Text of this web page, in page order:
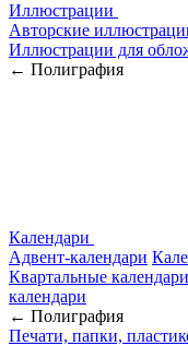
Иллюстрации
Авторские
Иллюстрации для
← Полиграфия
Календари
Адвент-календари
Квартальные календари
календари
← Полиграфия
Печати, папки,